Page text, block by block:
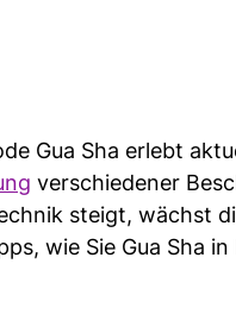
Gua Sha erlebt
verschiedener
steigt, wächst
wie Sie Gua Sha